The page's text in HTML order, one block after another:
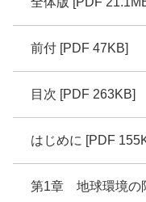
前付 [PDF 47KB]
目次 [PDF 263KB]
はじめに [PDF
第1章 地球環境の